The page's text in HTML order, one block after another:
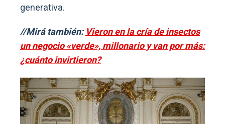
generativa.
//Mirá también:Vieron en la cría de insectos
un negocio «verde», millonario y van por más:
¿cuánto invirtieron?